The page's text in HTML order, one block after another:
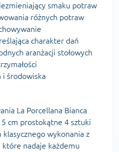
smaku potraw
różnych potraw
charakter dań
aranżacji stołowych
i środowiska
La Porcellana Bianca
cm prostokątne 4 sztuki
klasycznego wykonania z
nadaje każdemu